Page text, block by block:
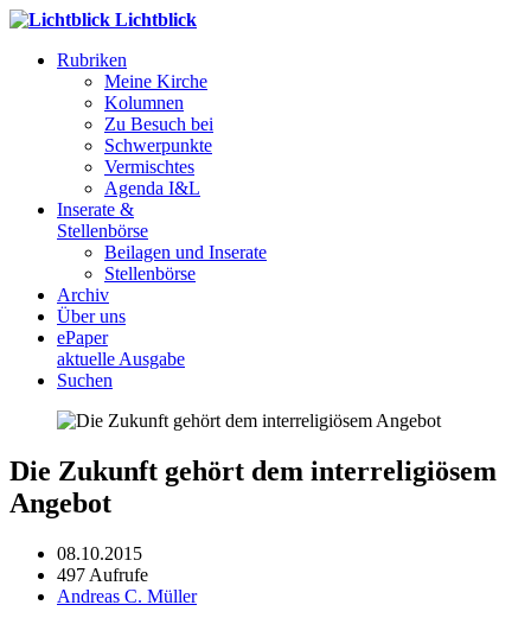
Lichtblick
Rubriken
Meine Kirche
Kolumnen
Zu Besuch bei
Schwerpunkte
Vermischtes
Agenda I&L
Inserate &
Stellenbörse
Beilagen und Inserate
Stellenbörse
Archiv
Über uns
ePaper
aktuelle Ausgabe
Suchen
Die Zukunft gehört dem interreligiösem
Angebot
08.10.2015
497 Aufrufe
Andreas C. Müller